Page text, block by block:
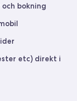
bokning
etc) direkt i